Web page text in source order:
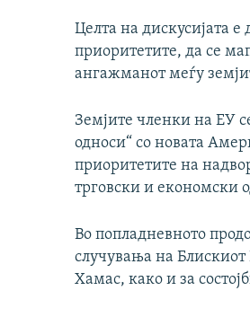
Целта на дискусијата
приоритетите, да се
ангажманот меѓу
Земјите членки на ЕУ
односи“ со новата
приоритетите на
трговски и економски
Во попладневното
случувања на Блискиот
Хамас, како и за